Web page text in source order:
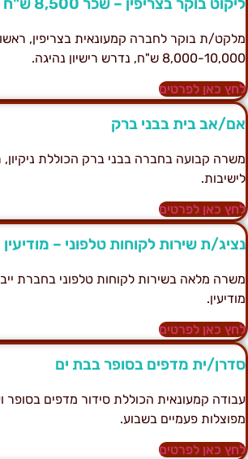
ת בוקר לחברה קמעונאית בצריפין,
10,000 ש"ח, נדרש רישיון נהיגה.
כאן לפרטים
אב בית בבני ברק
קבועה בחברה בבני ברק הכוללת ניקיון,
כאן לפרטים
ת שירות לקוחות טלפוני – מודיעין
מלאה בשירות לקוחות טלפוני בחברת
כאן לפרטים
ית מדפים בסופר בבת ים
קמעונאית הכוללת סידור מדפים בסופר
פעמיים בשבוע.
כאן לפרטים